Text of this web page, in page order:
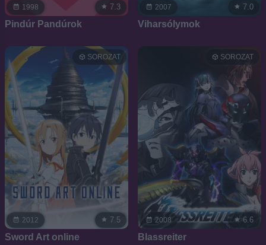
1998 7.3
Pindúr Pandúrok
2007 7.0
Viharsólymok
2012
SOROZAT
7.5
Sword Art online
2008
SOROZAT
6.6
Blassreiter